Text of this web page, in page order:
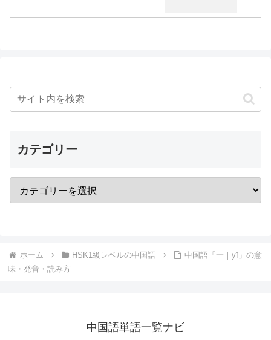
カテゴリー
ホーム HSK1級レベルの中国語
中国語「一｜yī」の意
味・発音・読み方
中国語単語一覧ナビ